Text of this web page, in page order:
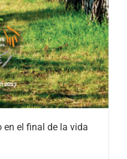
en el final de la vida